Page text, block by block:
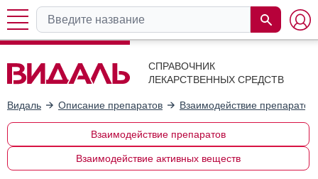
СПРАВОЧНИК
ЛЕКАРСТВЕННЫХ СРЕДСТВ
Видаль Описание препаратов Взаимодействие препаратов
Взаимодействие препаратов
Взаимодействие активных веществ